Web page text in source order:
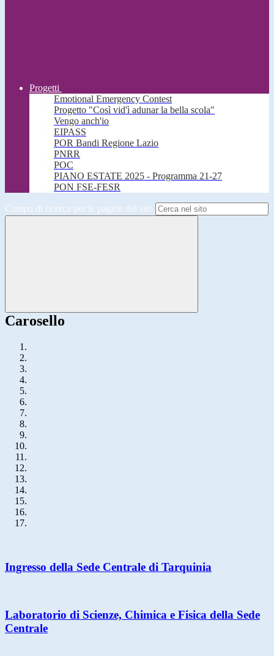
Progetti
Emotional Emergency Contest
Progetto "Così vid'ì adunar la bella scola"
Vengo anch'io
EIPASS
POR Bandi Regione Lazio
PNRR
POC
PIANO ESTATE 2025 - Programma 21-27
PON FSE-FESR
Campo di ricerca per le pagine del sito
Carosello
Ingresso della Sede Centrale di Tarquinia
Laboratorio di Scienze, Chimica e Fisica della Sede
Centrale